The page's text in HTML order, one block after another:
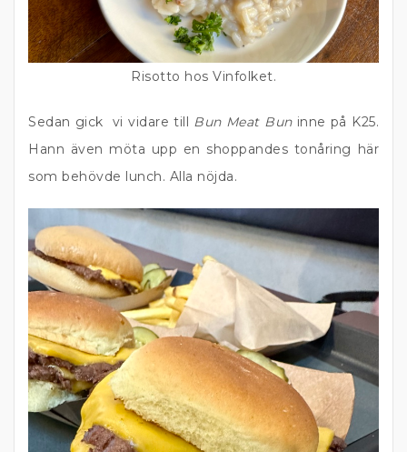
Risotto hos Vinfolket.
Sedan gick vi vidare till Bun Meat Buninne på K25.
Hann även möta upp en shoppandes tonåring här
som behövde lunch. Alla nöjda.